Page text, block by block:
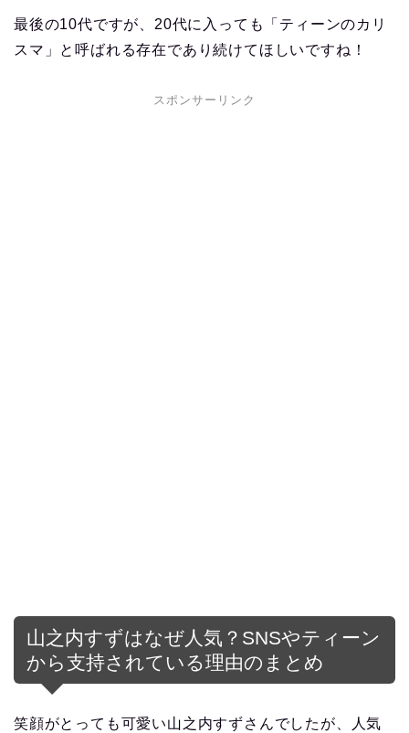
最後の10代ですが、20代に入っても「ティーンのカリ
スマ」と呼ばれる存在であり続けてほしいですね！
スポンサーリンク
山之内すずはなぜ人気？SNSやティーン
から支持されている理由のまとめ
笑顔がとっても可愛い山之内すずさんでしたが、人気